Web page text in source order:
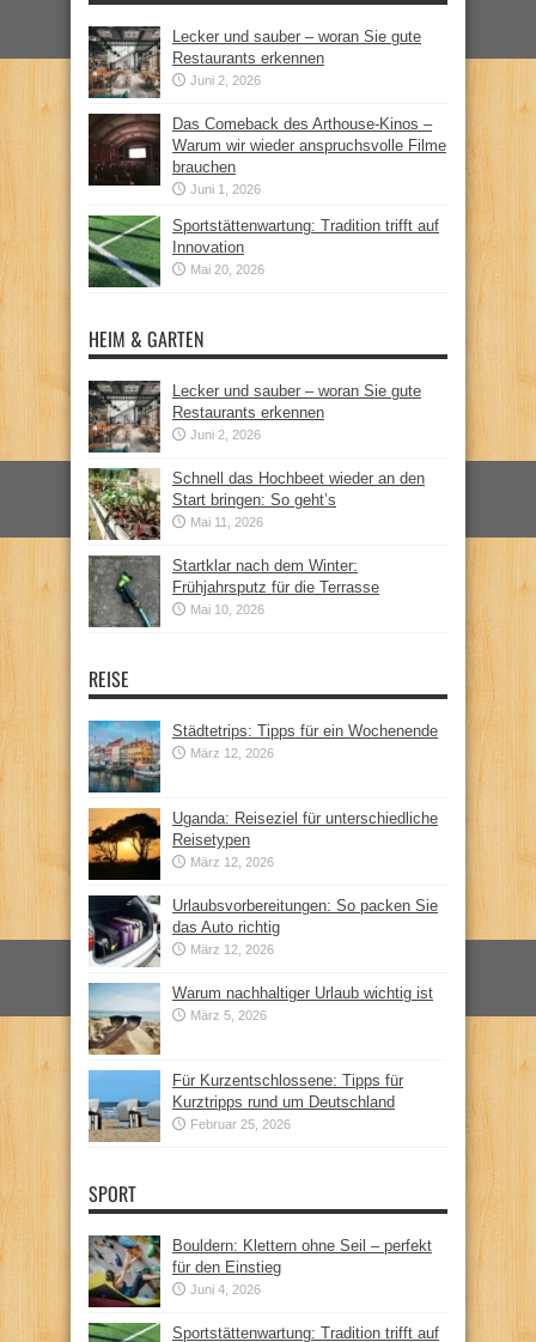
Lecker und sauber – woran Sie gute
Restaurants erkennen
Juni 2, 2026
Das Comeback des Arthouse-Kinos –
Warum wir wieder anspruchsvolle Filme
brauchen
Juni 1, 2026
Sportstättenwartung: Tradition trifft auf
Innovation
Mai 20, 2026
HEIM & GARTEN
Lecker und sauber – woran Sie gute
Restaurants erkennen
Juni 2, 2026
Schnell das Hochbeet wieder an den
Start bringen: So geht’s
Mai 11, 2026
Startklar nach dem Winter:
Frühjahrsputz für die Terrasse
Mai 10, 2026
REISE
Städtetrips: Tipps für ein Wochenende
März 12, 2026
Uganda: Reiseziel für unterschiedliche
Reisetypen
März 12, 2026
Urlaubsvorbereitungen: So packen Sie
das Auto richtig
März 12, 2026
Warum nachhaltiger Urlaub wichtig ist
März 5, 2026
Für Kurzentschlossene: Tipps für
Kurztripps rund um Deutschland
Februar 25, 2026
SPORT
Bouldern: Klettern ohne Seil – perfekt
für den Einstieg
Juni 4, 2026
Sportstättenwartung: Tradition trifft auf